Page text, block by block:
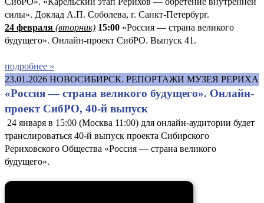
силы». Доклад А.П. Соболева, г. Санкт-Петербург.
24 февраля (вторник) 15:00 «Россия — страна великого
будущего». Онлайн-проект СибРО. Выпуск 41.
подробнее »
23.01.2026 НОВОСИБИРСК. РЕПОРТАЖИ МУЗЕЯ РЕРИХА
«Россия — страна великого будущего». Онлайн-
проект СибРО, 40-й выпуск
24 января в 15:00 (Москва 11:00) для онлайн-аудитории будет
транслироваться 40-й выпуск проекта Сибирского
Рериховского Общества «Россия — страна великого
будущего».